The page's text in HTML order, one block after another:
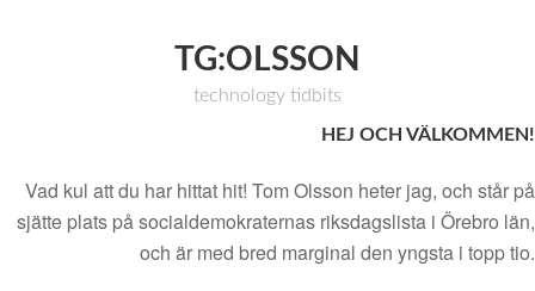
TG:OLSSON
technology tidbits
HEJ OCH VÄLKOMMEN!
Vad kul att du har hittat hit! Tom Olsson heter jag, och står på
sjätte plats på socialdemokraternas riksdagslista i Örebro län,
och är med bred marginal den yngsta i topp tio.